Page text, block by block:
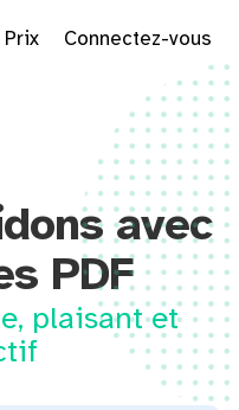
Prix Connectez-vous
avec
PDF
plaisant et